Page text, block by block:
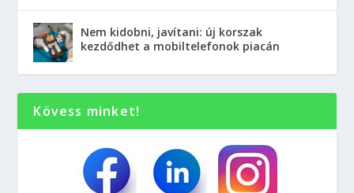
Nem kidobni, javítani: új korszak
kezdődhet a mobiltelefonok piacán
Kövess minket!